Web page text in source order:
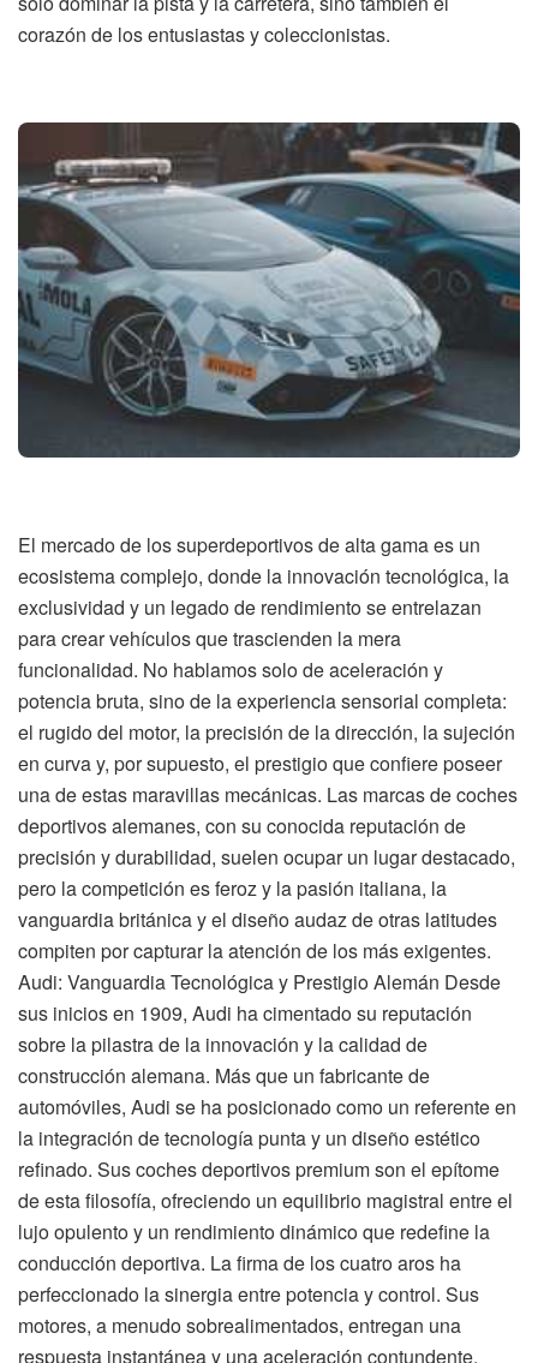
corazón de los entusiastas y coleccionistas.
El mercado de los superdeportivos de alta gama es un
ecosistema complejo, donde la innovación tecnológica, la
exclusividad y un legado de rendimiento se entrelazan
para crear vehículos que trascienden la mera
funcionalidad. No hablamos solo de aceleración y
potencia bruta, sino de la experiencia sensorial completa:
el rugido del motor, la precisión de la dirección, la sujeción
en curva y, por supuesto, el prestigio que confiere poseer
una de estas maravillas mecánicas. Las marcas de coches
deportivos alemanes, con su conocida reputación de
precisión y durabilidad, suelen ocupar un lugar destacado,
pero la competición es feroz y la pasión italiana, la
vanguardia británica y el diseño audaz de otras latitudes
compiten por capturar la atención de los más exigentes.
Audi: Vanguardia Tecnológica y Prestigio Alemán Desde
sus inicios en 1909, Audi ha cimentado su reputación
sobre la pilastra de la innovación y la calidad de
construcción alemana. Más que un fabricante de
automóviles, Audi se ha posicionado como un referente en
la integración de tecnología punta y un diseño estético
refinado. Sus coches deportivos premium son el epítome
de esta filosofía, ofreciendo un equilibrio magistral entre el
lujo opulento y un rendimiento dinámico que redefine la
conducción deportiva. La firma de los cuatro aros ha
perfeccionado la sinergia entre potencia y control. Sus
motores, a menudo sobrealimentados, entregan una
respuesta instantánea y una aceleración contundente,